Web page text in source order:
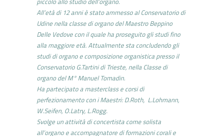
All’età di 12 anni è stato ammesso al Conservatorio di
Udine nella classe di organo del Maestro Beppino
Delle Vedove con il quale ha proseguito gli studi fino
alla maggiore età. Attualmente sta concludendo gli
studi di organo e composizione organistica presso il
Conservatorio G.Tartini di Trieste, nella Classe di
organo del M° Manuel Tomadin.
Ha partecipato a masterclass e corsi di
perfezionamento con i Maestri: D.Roth, L.Lohmann,
W.Seifen, O.Latry, L.Rogg.
Svolge un attività di concertista come solista
all’organo e accompagnatore di formazioni corali e